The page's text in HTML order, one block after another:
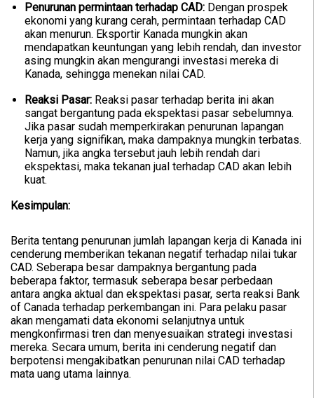
Penurunan permintaan terhadap CAD: Dengan prospek
ekonomi yang kurang cerah, permintaan terhadap CAD
akan menurun. Eksportir Kanada mungkin akan
mendapatkan keuntungan yang lebih rendah, dan investor
asing mungkin akan mengurangi investasi mereka di
Kanada, sehingga menekan nilai CAD.
Reaksi Pasar: Reaksi pasar terhadap berita ini akan
sangat bergantung pada ekspektasi pasar sebelumnya.
Jika pasar sudah memperkirakan penurunan lapangan
kerja yang signifikan, maka dampaknya mungkin terbatas.
Namun, jika angka tersebut jauh lebih rendah dari
ekspektasi, maka tekanan jual terhadap CAD akan lebih
kuat.
Kesimpulan:
Berita tentang penurunan jumlah lapangan kerja di Kanada ini
cenderung memberikan tekanan negatif terhadap nilai tukar
CAD. Seberapa besar dampaknya bergantung pada
beberapa faktor, termasuk seberapa besar perbedaan
antara angka aktual dan ekspektasi pasar, serta reaksi Bank
of Canada terhadap perkembangan ini. Para pelaku pasar
akan mengamati data ekonomi selanjutnya untuk
mengkonfirmasi tren dan menyesuaikan strategi investasi
mereka. Secara umum, berita ini cenderung negatif dan
berpotensi mengakibatkan penurunan nilai CAD terhadap
mata uang utama lainnya.